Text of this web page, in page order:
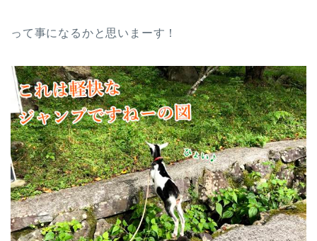
って事になるかと思いまーす！